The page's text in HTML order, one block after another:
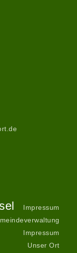
Impressum
Impressum
Unser Ort